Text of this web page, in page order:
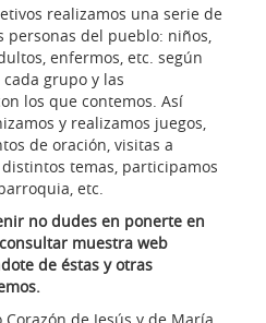
realizamos una serie de
personas del pueblo: niños,
enfermos, etc. según
grupo y las
los que contemos. Así
y realizamos juegos,
de oración, visitas a
temas, participamos
etc.
no dudes en ponerte en
muestra web
de éstas y otras